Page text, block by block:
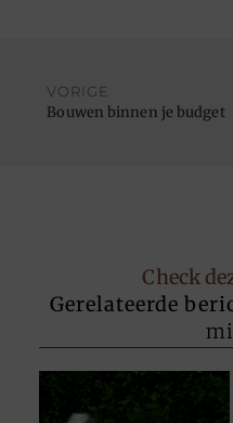
VORIGE
Bouwen binnen je budget
Check
Gerelateerde